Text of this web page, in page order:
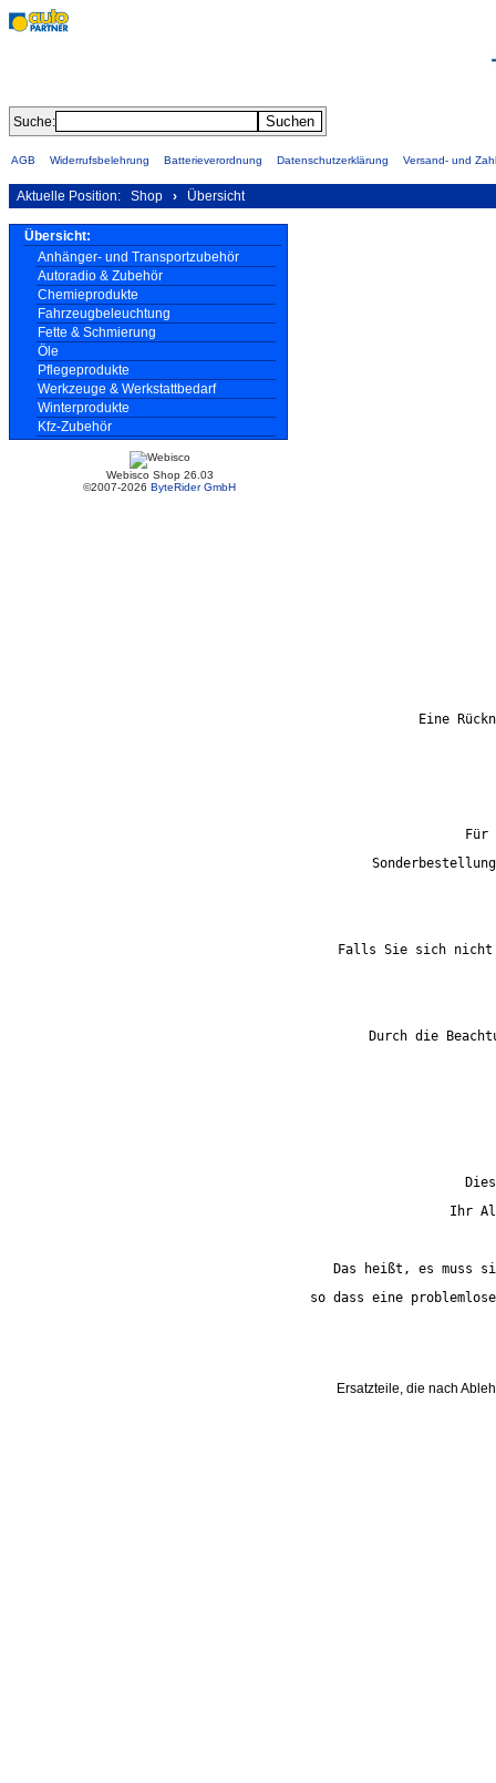
Suche:
AGB Widerrufsbelehrung Batterieverordnung Datenschutzerklärung Versand- und
Aktuelle Position: Shop › Übersicht
Übersicht:
Anhänger- und Transportzubehör
Autoradio & Zubehör
Chemieprodukte
Fahrzeugbeleuchtung
Fette & Schmierung
Öle
Pflegeprodukte
Werkzeuge & Werkstattbedarf
Winterprodukte
Kfz-Zubehör
Webisco Shop 26.03
©2007-2026 ByteRider GmbH
Eine
Für
Falls Sie sich nicht
Durch die
Ihr
Das heißt, es muss
so dass eine
Ersatzteile, die nach